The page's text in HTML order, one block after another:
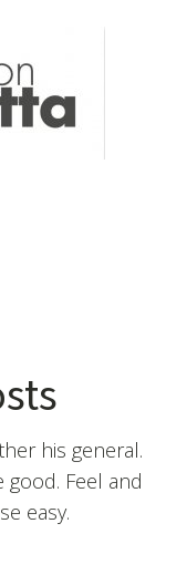
his general.
Feel and
easy.